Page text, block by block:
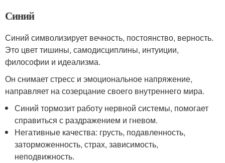
Синий
Синий символизирует вечность, постоянство, верность.
Это цвет тишины, самодисциплины, интуиции,
философии и идеализма.
Он снимает стресс и эмоциональное напряжение,
направляет на созерцание своего внутреннего мира.
Синий тормозит работу нервной системы, помогает
справиться с раздражением и гневом.
Негативные качества: грусть, подавленность,
заторможенность, страх, зависимость,
неподвижность.